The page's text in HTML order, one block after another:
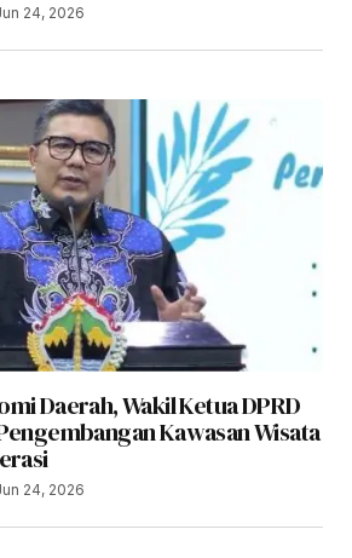
24, 2026
Daerah, Wakil Ketua DPRD
Kawasan Wisata
24, 2026